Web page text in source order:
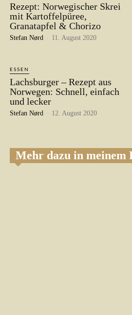
Rezept: Norwegischer Skrei
mit Kartoffelpüree,
Granatapfel & Chorizo
Stefan Nørd 11. August 2020
ESSEN
Lachsburger – Rezept aus
Norwegen: Schnell, einfach
und lecker
Stefan Nørd 12. August 2020
Mehr dazu in meinem